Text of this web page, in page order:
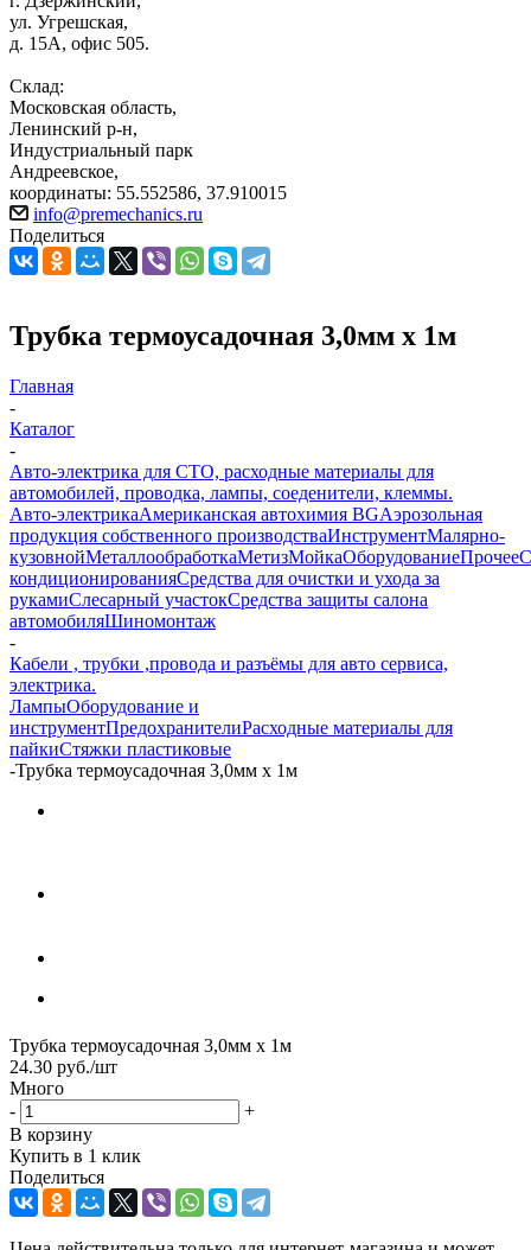
ул. Угрешская,
д. 15А, офис 505.
Склад:
Московская область,
Ленинский р-н,
Индустриальный парк
Андреевское,
координаты: 55.552586, 37.910015
info@premechanics.ru
Поделиться
Трубка термоусадочная 3,0мм х 1м
Главная
-
Каталог
-
Авто-электрика для СТО, расходные материалы для
автомобилей, проводка, лампы, соеденители, клеммы.
Авто-электрикаАмериканская автохимия BGАэрозольная
продукция собственного производстваИнструментМалярно-
кузовнойМеталлообработкаМетизМойкаОборудованиеПрочее
кондиционированияСредства для очистки и ухода за
рукамиСлесарный участокСредства защиты салона
автомобиляШиномонтаж
-
Кабели , трубки ,провода и разъёмы для авто сервиса,
электрика.
ЛампыОборудование и
инструментПредохранителиРасходные материалы для
пайкиСтяжки пластиковые
-Трубка термоусадочная 3,0мм х 1м
Трубка термоусадочная 3,0мм х 1м
24.30 руб./шт
Много
-
+
В корзину
Купить в 1 клик
Поделиться